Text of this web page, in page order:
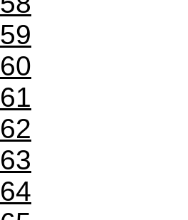
59
60
61
62
63
64